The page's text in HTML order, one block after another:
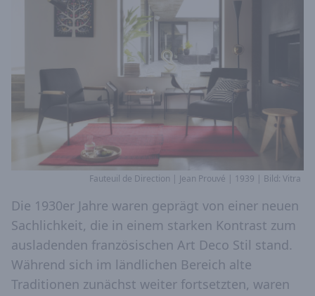
Fauteuil de Direction | Jean Prouvé | 1939 | Bild: Vitra
Die 1930er Jahre waren geprägt von einer neuen
Sachlichkeit, die in einem starken Kontrast zum
ausladenden französischen Art Deco Stil stand.
Während sich im ländlichen Bereich alte
Traditionen zunächst weiter fortsetzten, waren